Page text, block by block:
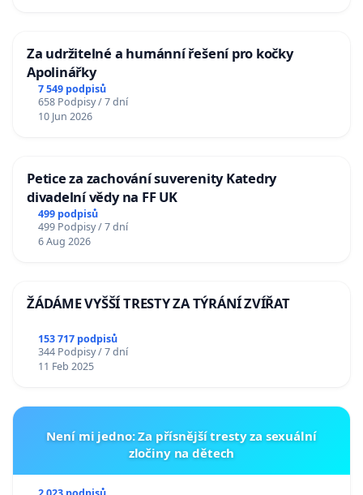
Za udržitelné a humánní řešení pro kočky
Apolinářky
7 549 podpisů
658 Podpisy / 7 dní
10 Jun 2026
Petice za zachování suverenity Katedry
divadelní vědy na FF UK
499 podpisů
499 Podpisy / 7 dní
6 Aug 2026
ŽÁDÁME VYŠŠÍ TRESTY ZA TÝRÁNÍ ZVÍŘAT
153 717 podpisů
344 Podpisy / 7 dní
11 Feb 2025
Není mi jedno: Za přísnější tresty za sexuální
zločiny na dětech